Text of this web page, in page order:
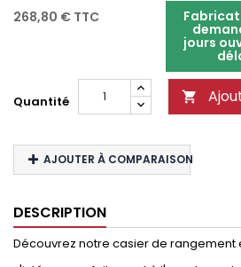
268,80 € TTC
jours
Quantité 
AJOUTER À COMPARAISON
DESCRIPTION
Découvrez notre casier de rangement